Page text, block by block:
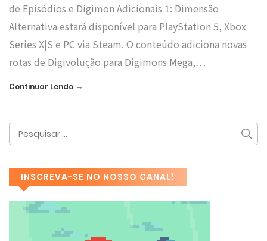
de Episódios e Digimon Adicionais 1: Dimensão
Alternativa estará disponível para PlayStation 5, Xbox
Series X|S e PC via Steam. O conteúdo adiciona novas
rotas de Digivolução para Digimons Mega,…
Continuar Lendo →
INSCREVA-SE NO NOSSO CANAL!